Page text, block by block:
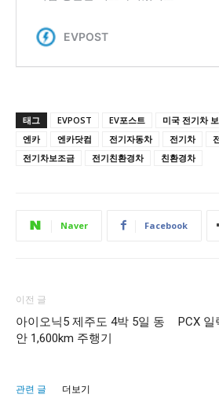
태그 EVPOST EV포스트 미국 전기차
엔카
엔카닷컴 전기자동차 전기차
전기차보조금
전기친환경차 친환경차
Naver Facebook
이전 글
아이오닉5 제주도 4박 5일 동
안 1,600km 주행기
PCX
관련 글 더보기